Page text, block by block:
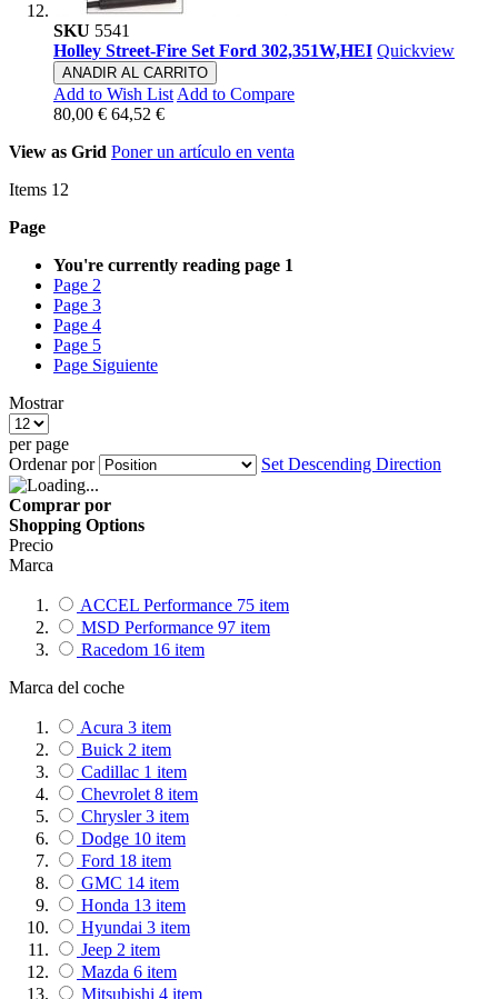
SKU 5541
Holley Street-Fire Set Ford 302,351W,HEI Quickview
ANADIR AL CARRITO
Add to Wish List Add to Compare
80,00 € 64,52 €
View as Grid Poner un artículo en venta
Items 12
Page
You're currently reading page 1
Page 2
Page 3
Page 4
Page 5
Page Siguiente
Mostrar
per page
Ordenar por
Set Descending Direction
Comprar por
Shopping Options
Precio
Marca
ACCEL Performance 75 item
MSD Performance 97 item
Racedom 16 item
Marca del coche
Acura 3 item
Buick 2 item
Cadillac 1 item
Chevrolet 8 item
Chrysler 3 item
Dodge 10 item
Ford 18 item
GMC 14 item
Honda 13 item
Hyundai 3 item
Jeep 2 item
Mazda 6 item
Mitsubishi 4 item